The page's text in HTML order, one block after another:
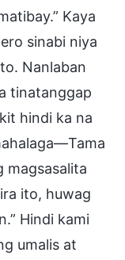
Kaya
sinabi niya
Nanlaban
tinatanggap
hindi ka na
magsasalita
ito, huwag
Hindi kami
umalis at